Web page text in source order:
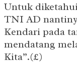
Untuk
TNI AD
Kendari pada
mendatang
Kita”.(£)